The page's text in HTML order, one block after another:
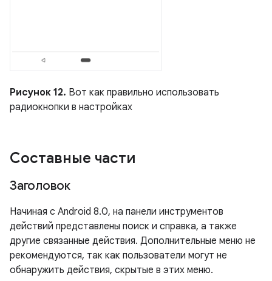
Рисунок 12. Вот как правильно использовать
радиокнопки в настройках
Составные части
Заголовок
Начиная с Android 8.0, на панели инструментов
действий представлены поиск и справка, а также
другие связанные действия. Дополнительные меню не
рекомендуются, так как пользователи могут не
обнаружить действия, скрытые в этих меню.